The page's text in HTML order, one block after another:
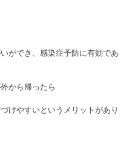
ができ、感染症予防に有効であ
から帰ったら
けやすいというメリットがあり